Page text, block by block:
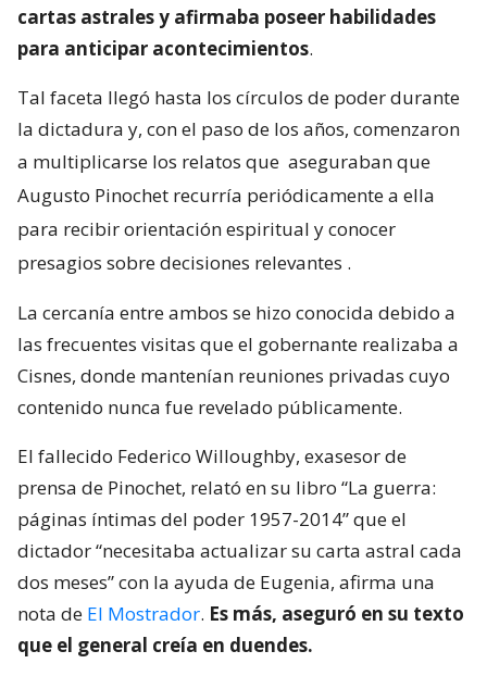
cartas astrales y afirmaba poseer habilidades
para anticipar acontecimientos.
Tal faceta llegó hasta los círculos de poder durante
la dictadura y, con el paso de los años, comenzaron
a multiplicarse los relatos que aseguraban que
Augusto Pinochet recurría periódicamente a ella
para recibir orientación espiritual y conocer
presagios sobre decisiones relevantes .
La cercanía entre ambos se hizo conocida debido a
las frecuentes visitas que el gobernante realizaba a
Cisnes, donde mantenían reuniones privadas cuyo
contenido nunca fue revelado públicamente.
El fallecido Federico Willoughby, exasesor de
prensa de Pinochet, relató en su libro “La guerra:
páginas íntimas del poder 1957-2014” que el
dictador “necesitaba actualizar su carta astral cada
dos meses” con la ayuda de Eugenia, afirma una
nota de El Mostrador. Es más, aseguró en su texto
que el general creía en duendes.